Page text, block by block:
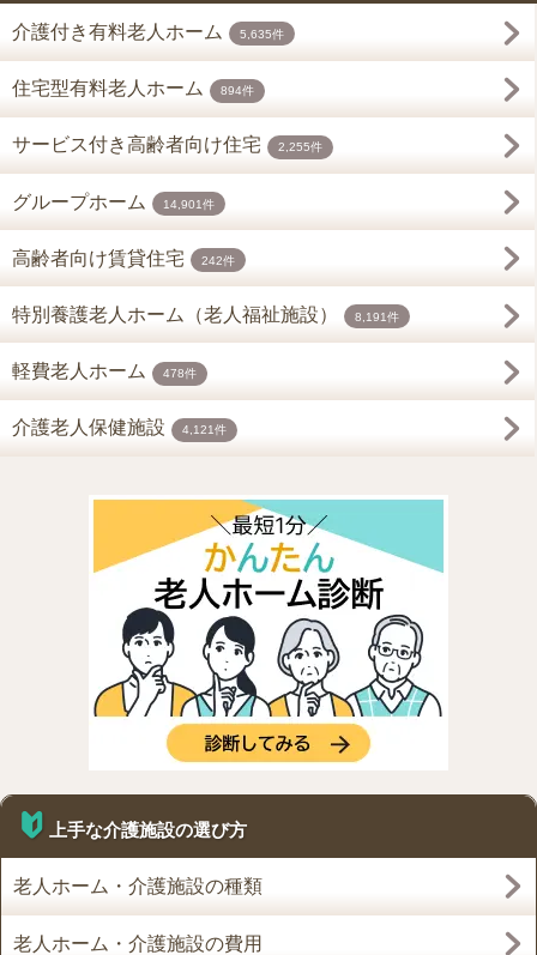
介護付き有料老人ホーム 5,635件
住宅型有料老人ホーム 894件
サービス付き高齢者向け住宅 2,255件
グループホーム 14,901件
高齢者向け賃貸住宅 242件
特別養護老人ホーム（老人福祉施設） 8,191件
軽費老人ホーム 478件
介護老人保健施設 4,121件
上手な介護施設の選び方
老人ホーム・介護施設の種類
老人ホーム・介護施設の費用